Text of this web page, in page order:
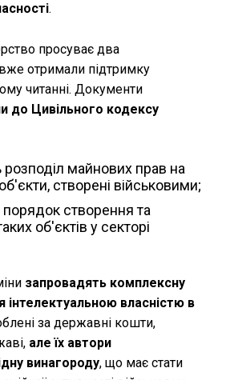
.
просуває два
отримали підтримку
читанні. Документи
до Цивільного кодексу
майнових прав на
створені військовими;
створення та
об'єктів у секторі
запровадять комплексну
інтелектуальною власністю в
за державні кошти,
але їх автори
винагороду, що має стати